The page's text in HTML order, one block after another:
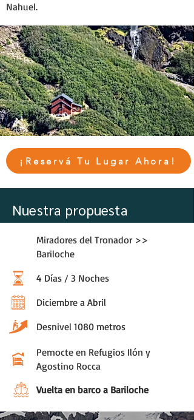
Nahuel.
¡Reservá Tu Lugar Ahora!
Nuestra propuesta
Miradores del Tronador >>
Bariloche
4 Días / 3 Noches
Diciembre a Abril
Desnivel 1080 metros
Pernocte en Refugios Ilón y
Agostino Rocca
Vuelta en barco a Bariloche